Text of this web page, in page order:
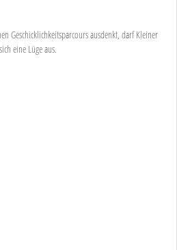
Geschicklichkeitsparcours ausdenkt, darf Kleiner
eine Lüge aus.